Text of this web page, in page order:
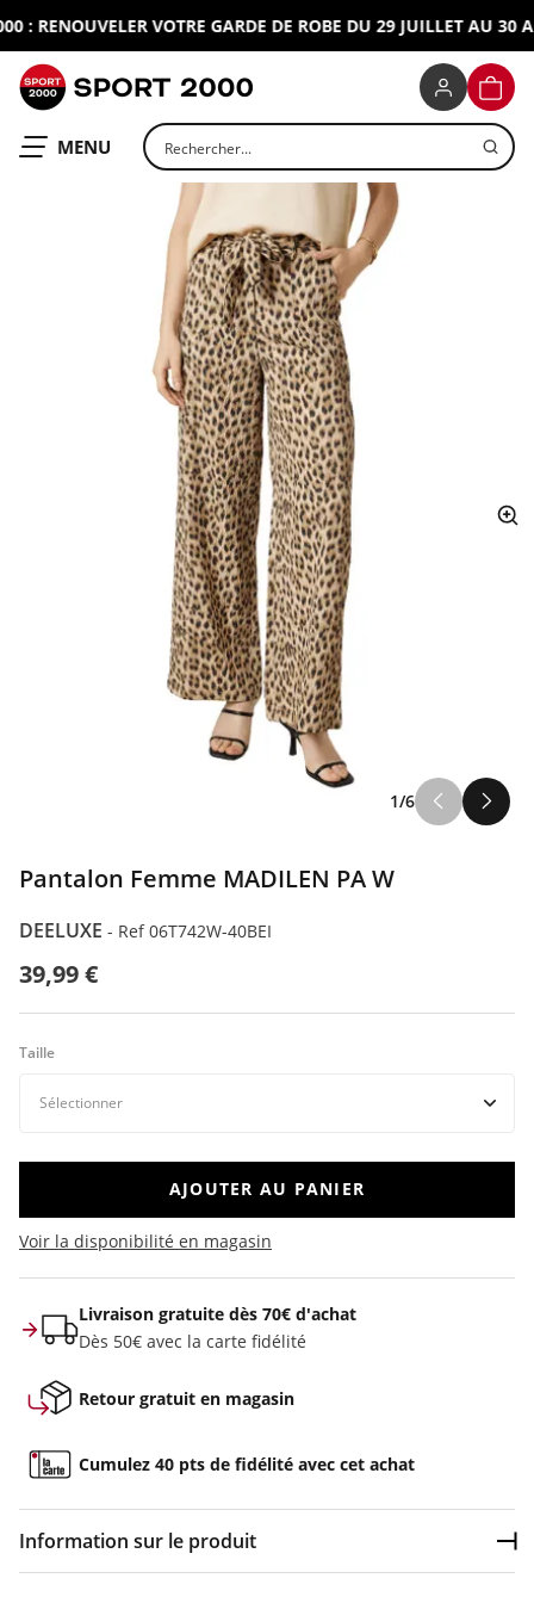
: RENOUVELER VOTRE GARDE DE ROBE DU 29 JUILLET AU 30
OUVRIR LE
MENU Rechercher un produit
1/6
Pantalon Femme MADILEN PA W
DEELUXE - Ref 06T742W-40BEI
39,99 €
Taille
AJOUTER AU PANIER
Voir la disponibilité en magasin
Livraison gratuite dès 70€ d'achat
Dès 50€ avec la carte fidélité
Retour gratuit en magasin
Cumulez 40 pts de fidélité avec cet achat
Information sur le produit